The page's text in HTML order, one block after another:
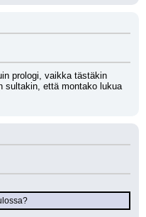
prologi, vaikka tästäkin
sultakin, että montako lukua